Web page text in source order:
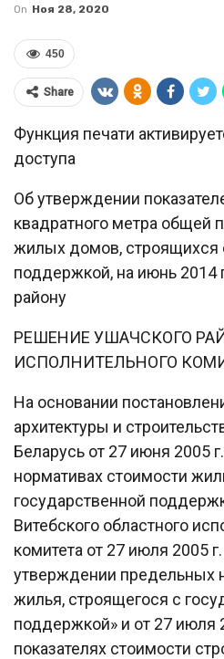
On Ноя 28, 2020
450
Share
Функция печати
доступа
Об утверждении
квадратного метра общей
жилых домов, строящихся
поддержкой, на июнь 2014
району
РЕШЕНИЕ УШАЧСКОГО
ИСПОЛНИТЕЛЬНОГО
На основании
архитектуры и
Беларусь от 27 июня 2005
нормативах стоимости
государственной
Витебского областного
комитета от 27 июля 2005
утверждении предельных
жилья, строящегося с
поддержкой» и от 27 июля
показателях стоимости